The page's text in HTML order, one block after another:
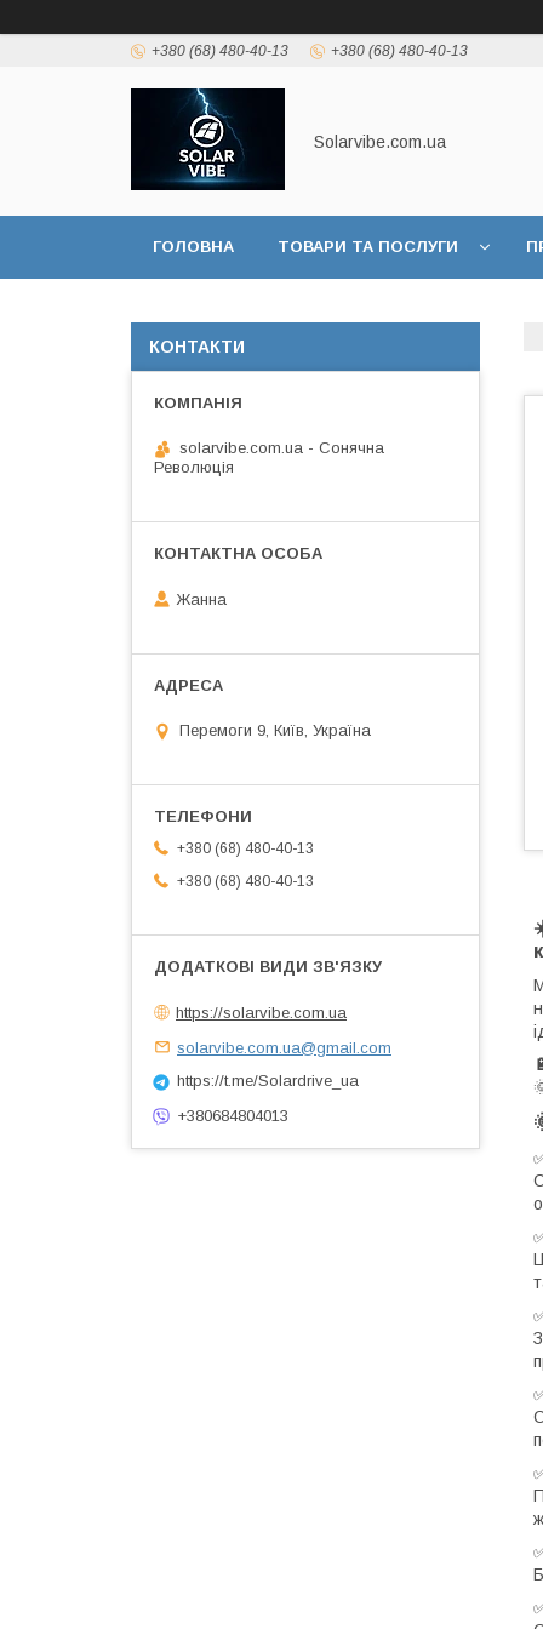
+380 (68) 480-40-13 +380 (68) 480-40-13
Solarvibe.com.ua
ГОЛОВНА ТОВАРИ ТА ПОСЛУГИ
КОНТАКТИ
solarvibe.com.ua - Сонячна
Революція
Жанна
Перемоги 9, Київ, Україна
+380 (68) 480-40-13
+380 (68) 480-40-13
https://solarvibe.com.ua
solarvibe.com.ua@gmail.com
https://t.me/Solardrive_ua
+380684804013